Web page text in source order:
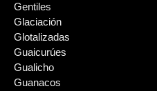
Gentiles
Glaciación
Glotalizadas
Guaicurúes
Gualicho
Guanacos